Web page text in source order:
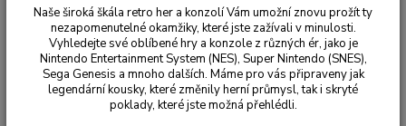
Mah Jong Quest: Expedition
Naše široká škála retro her a konzolí Vám umožní znovu prožít ty
nezapomenutelné okamžiky, které jste zažívali v minulosti.
Vyhledejte své oblíbené hry a konzole z různých ér, jako je
Nintendo Entertainment System (NES), Super Nintendo (SNES),
Sega Genesis a mnoho dalších. Máme pro vás připraveny jak
legendární kousky, které změnily herní průmysl, tak i skryté
poklady, které jste možná přehlédli.